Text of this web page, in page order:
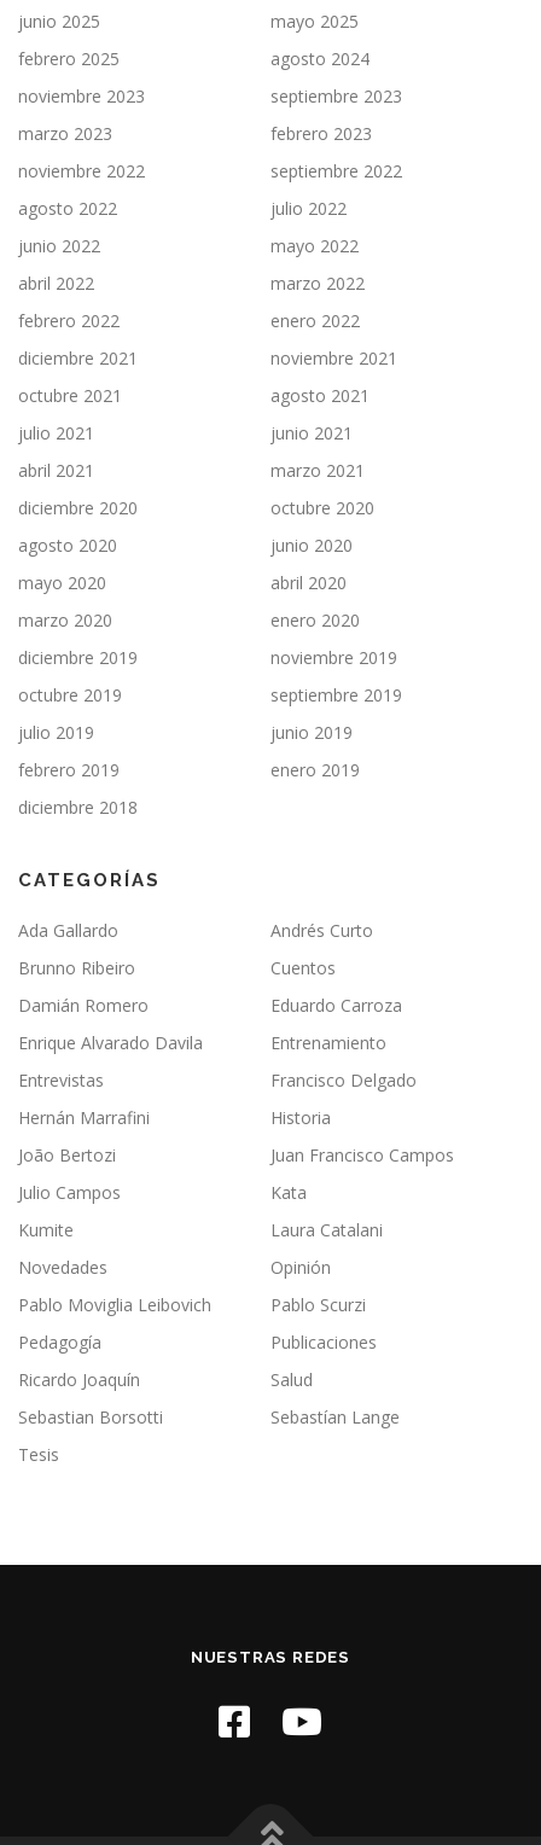
junio 2025
mayo 2025
febrero 2025
agosto 2024
noviembre 2023
septiembre 2023
marzo 2023
febrero 2023
noviembre 2022
septiembre 2022
agosto 2022
julio 2022
junio 2022
mayo 2022
abril 2022
marzo 2022
febrero 2022
enero 2022
diciembre 2021
noviembre 2021
octubre 2021
agosto 2021
julio 2021
junio 2021
abril 2021
marzo 2021
diciembre 2020
octubre 2020
agosto 2020
junio 2020
mayo 2020
abril 2020
marzo 2020
enero 2020
diciembre 2019
noviembre 2019
octubre 2019
septiembre 2019
julio 2019
junio 2019
febrero 2019
enero 2019
diciembre 2018
CATEGORÍAS
Ada Gallardo
Andrés Curto
Brunno Ribeiro
Cuentos
Damián Romero
Eduardo Carroza
Enrique Alvarado Davila
Entrenamiento
Entrevistas
Francisco Delgado
Hernán Marrafini
Historia
João Bertozi
Juan Francisco Campos
Julio Campos
Kata
Kumite
Laura Catalani
Novedades
Opinión
Pablo Moviglia Leibovich
Pablo Scurzi
Pedagogía
Publicaciones
Ricardo Joaquín
Salud
Sebastian Borsotti
Sebastían Lange
Tesis
NUESTRAS REDES